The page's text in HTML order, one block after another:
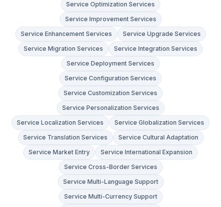
Service Optimization Services
Service Improvement Services
Service Enhancement Services
Service Upgrade Services
Service Migration Services
Service Integration Services
Service Deployment Services
Service Configuration Services
Service Customization Services
Service Personalization Services
Service Localization Services
Service Globalization Services
Service Translation Services
Service Cultural Adaptation
Service Market Entry
Service International Expansion
Service Cross-Border Services
Service Multi-Language Support
Service Multi-Currency Support